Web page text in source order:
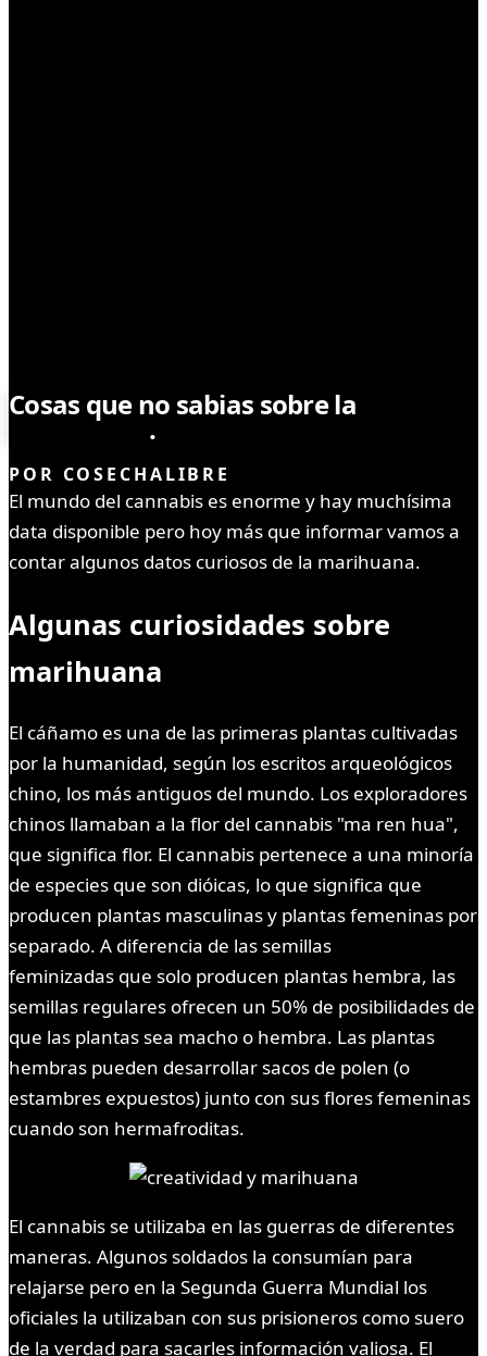
Cosas que no sabias sobre la
marihuana .
POR COSECHALIBRE
El mundo del cannabis es enorme y hay muchísima
data disponible pero hoy más que informar vamos a
contar algunos datos curiosos de la marihuana.
Algunas curiosidades sobre
marihuana
El cáñamo es una de las primeras plantas cultivadas
por la humanidad, según los escritos arqueológicos
chino, los más antiguos del mundo. Los exploradores
chinos llamaban a la flor del cannabis "ma ren hua",
que significa flor. El cannabis pertenece a una minoría
de especies que son dióicas, lo que significa que
producen plantas masculinas y plantas femeninas por
separado. A diferencia de las semillas
feminizadas que solo producen plantas hembra, las
semillas regulares ofrecen un 50% de posibilidades de
que las plantas sea macho o hembra. Las plantas
hembras pueden desarrollar sacos de polen (o
estambres expuestos) junto con sus flores femeninas
cuando son hermafroditas.
El cannabis se utilizaba en las guerras de diferentes
maneras. Algunos soldados la consumían para
relajarse pero en la Segunda Guerra Mundial los
oficiales la utilizaban con sus prisioneros como suero
de la verdad para sacarles información valiosa. El